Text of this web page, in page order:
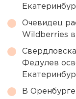
Очевидец
Wildberries
Федулев
В